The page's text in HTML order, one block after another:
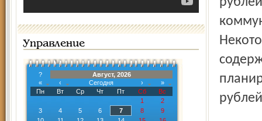
Управление
?
Август, 2026
«
‹ Сегодня ›
»
Пн
Вт Ср Чт Пт Сб
Вс
1
2
3
4 5 6 7 8
9